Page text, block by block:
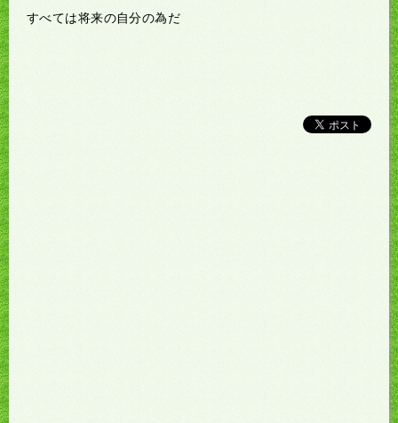
すべては将来の自分の為だ